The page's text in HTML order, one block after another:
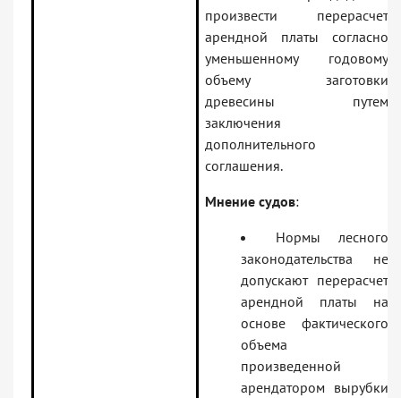
произвести перерасчет
арендной платы согласно
уменьшенному годовому
объему заготовки
древесины путем
заключения
дополнительного
соглашения.
Мнение судов:
Нормы лесного
законодательства не
допускают перерасчет
арендной платы на
основе фактического
объема
произведенной
арендатором вырубки